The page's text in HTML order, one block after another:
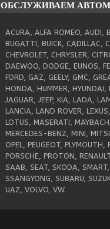
ОБСЛУЖИВАЕМ
ACURA, ALFA ROMEO, AUDI,
BUGATTI, BUICK, CADILLAC,
CHEVROLET, CHRYSLER,
DAEWOO, DODGE, EUNOS,
FORD, GAZ, GEELY, GMC,
HONDA, HUMMER, HYUNDAI,
JAGUAR, JEEP, KIA, LADA,
LANCIA, LAND ROVER,
LOTUS, MASERATI,
MERCEDES-BENZ, MINI,
OPEL, PEUGEOT, PLYMOUTH,
PORSCHE, PROTON,
SAAB, SEAT, SKODA,
SSANGYONG, SUBARU,
UAZ, VOLVO, VW.